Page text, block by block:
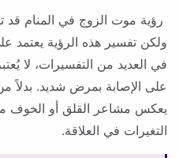
رؤية موت الزوج في المنام قد
ولكن تفسير هذه الرؤية يعتمد
في العديد من التفسيرات، لا
على الإصابة بمرض شديد. بدلاً
يعكس مشاعر القلق أو الخوف
التغيرات في العلاقة.